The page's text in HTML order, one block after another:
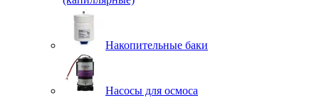
Накопительные баки
Насосы для осмоса